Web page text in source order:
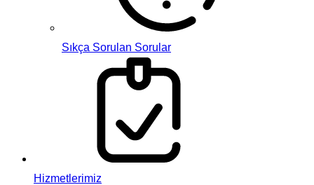
Sıkça Sorulan Sorular
Hizmetlerimiz